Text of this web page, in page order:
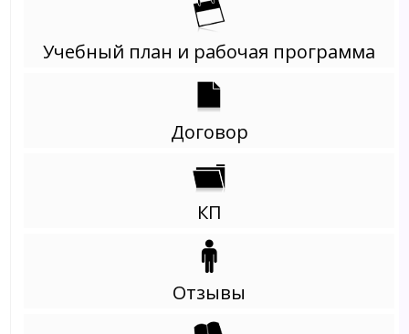
Учебный план и рабочая программа
Договор
КП
Отзывы